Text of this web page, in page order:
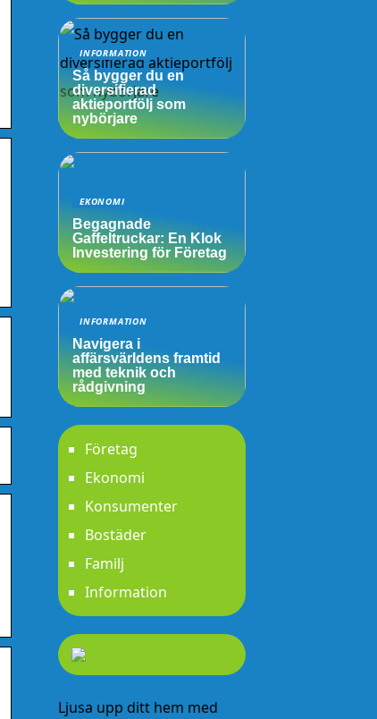
INFORMATION
Så bygger du en
diversifierad
aktieportfölj som
nybörjare
EKONOMI
Begagnade
Gaffeltruckar: En Klok
Investering för Företag
INFORMATION
Navigera i
affärsvärldens framtid
med teknik och
rådgivning
Företag
Ekonomi
Konsumenter
Bostäder
Familj
Information
Ljusa upp ditt hem med